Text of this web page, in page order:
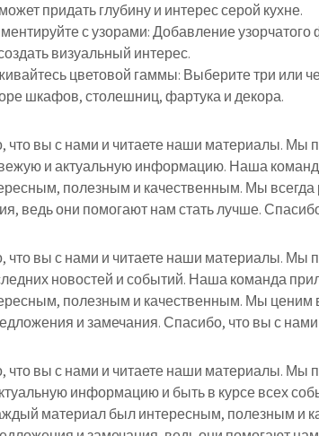
придать глубину и интерес серой кухне.
с узорами: Добавление
визуальный интерес.
цветовой гаммы: Выберите три или
шкафов, столешниц, фартука и декора.
что вы с нами и читаете наши материалы. Мы
и актуальную информацию. Наша
полезным и качественным. Мы
ведь они помогают нам стать лучше.
что вы с нами и читаете наши материалы. Мы
новостей и событий. Наша команда
полезным и качественным. Мы ценим
и замечания. Спасибо, что вы с
что вы с нами и читаете наши материалы. Мы
информацию и быть в курсе всех
материал был интересным, полезным и